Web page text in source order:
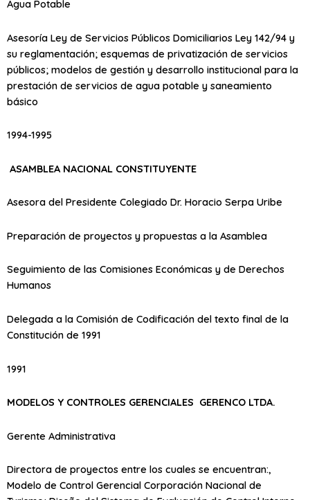
Agua Potable
Asesoría Ley de Servicios Públicos Domiciliarios Ley 142/94 y
su reglamentación; esquemas de privatización de servicios
públicos; modelos de gestión y desarrollo institucional para la
prestación de servicios de agua potable y saneamiento
básico
1994-1995
ASAMBLEA NACIONAL CONSTITUYENTE
Asesora del Presidente Colegiado Dr. Horacio Serpa Uribe
Preparación de proyectos y propuestas a la Asamblea
Seguimiento de las Comisiones Económicas y de Derechos
Humanos
Delegada a la Comisión de Codificación del texto final de la
Constitución de 1991
1991
MODELOS Y CONTROLES GERENCIALES GERENCO LTDA.
Gerente Administrativa
Directora de proyectos entre los cuales se encuentran:,
Modelo de Control Gerencial Corporación Nacional de